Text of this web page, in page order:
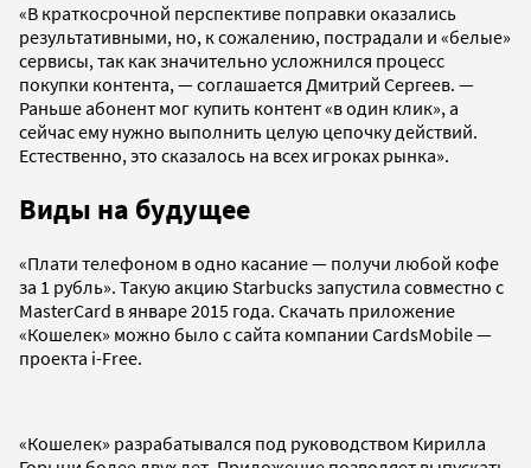
«В краткосрочной перспективе поправки оказались
результативными, но, к сожалению, пострадали и «белые»
сервисы, так как значительно усложнился процесс
покупки контента, — соглашается Дмитрий Сергеев. —
Раньше абонент мог купить контент «в один клик», а
сейчас ему нужно выполнить целую цепочку действий.
Естественно, это сказалось на всех игроках рынка».
Виды на будущее
«Плати телефоном в одно касание — получи любой кофе
за 1 рубль». Такую акцию Starbucks запустила совместно с
MasterCard в январе 2015 года. Скачать приложение
«Кошелек» можно было с сайта компании CardsMobile —
проекта i-Free.
«Кошелек» разрабатывался под руководством Кирилла